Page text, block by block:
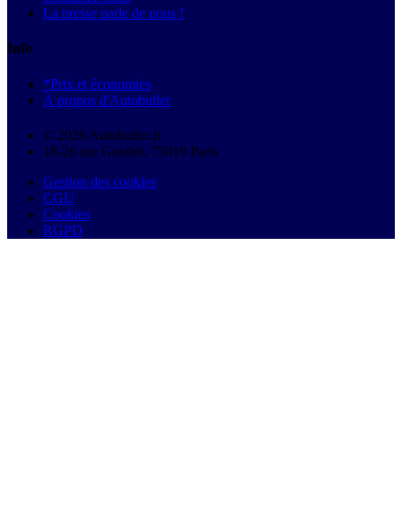
La presse parle de nous !
Info
*Prix et économies
À propos d'Autobutler
© 2026 Autobutler.fr
18-26 rue Goubet, 75019 Paris
Gestion des cookies
CGU
Cookies
RGPD